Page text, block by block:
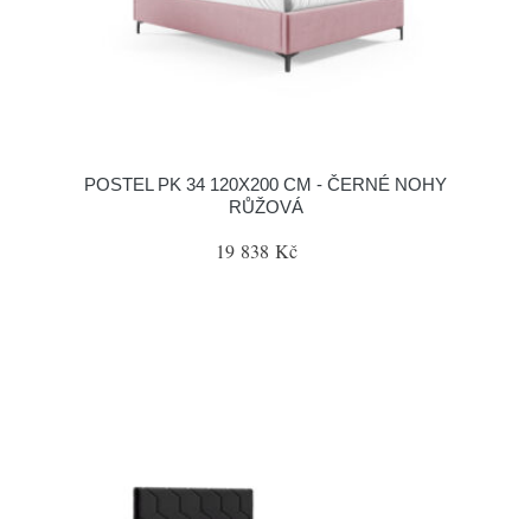
POSTEL PK 34 120X200 CM - ČERNÉ NOHY
RŮŽOVÁ
19 838 Kč